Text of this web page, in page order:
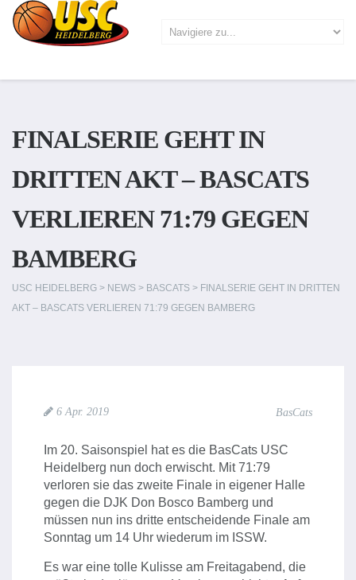
FINALSERIE GEHT IN
DRITTEN AKT – BASCATS
VERLIEREN 71:79 GEGEN
BAMBERG
USC HEIDELBERG > NEWS > BASCATS > FINALSERIE GEHT IN DRITTEN
AKT – BASCATS VERLIEREN 71:79 GEGEN BAMBERG
6 Apr. 2019 BasCats
Im 20. Saisonspiel hat es die BasCats USC
Heidelberg nun doch erwischt. Mit 71:79
verloren sie das zweite Finale in eigener Halle
gegen die DJK Don Bosco Bamberg und
müssen nun ins dritte entscheidende Finale am
Sonntag um 14 Uhr wiederum im ISSW.
Es war eine tolle Kulisse am Freitagabend, die